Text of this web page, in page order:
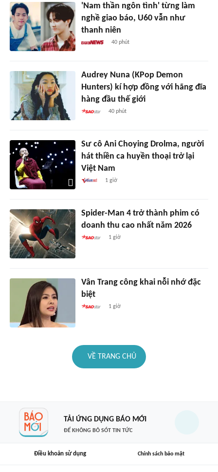
'Nam thần ngôn tình' từng làm
nghề giao báo, U60 vẫn như
thanh niên
40 phút
Audrey Nuna (KPop Demon
Hunters) kí hợp đồng với hãng đĩa
hàng đầu thế giới
40 phút
Sư cô Ani Choying Drolma, người
hát thiền ca huyền thoại trở lại
Việt Nam
1 giờ
Spider-Man 4 trở thành phim có
doanh thu cao nhất năm 2026
1 giờ
Vân Trang công khai nỗi nhớ đặc
biệt
1 giờ
VỀ TRANG CHỦ
TẢI ỨNG DỤNG BÁO MỚI
ĐỂ KHÔNG BỎ SÓT TIN TỨC
Điều khoản sử dụng Chính sách bảo mật